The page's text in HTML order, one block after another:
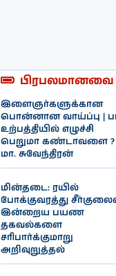
பிரபலமானவை
இளைஞர்களுக்கான
பொன்னான வாய்ப்பு |
உற்பத்தியில் எழுச்சி
பெறுமா கண்டாவளை ?
மா. சுவேந்திரன்
மின்தடை: ரயில்
போக்குவரத்து
இன்றைய பயண
தகவல்களை
சரிபார்க்குமாறு
அறிவுறுத்தல்